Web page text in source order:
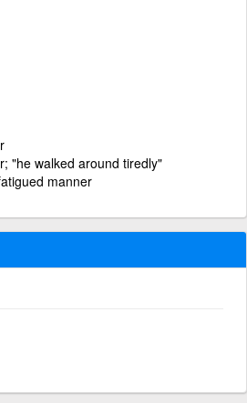
"he walked around tiredly"
manner